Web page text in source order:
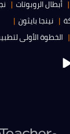
أبطال الروبوتات
نينجا بايثون
الخطوة الأولى